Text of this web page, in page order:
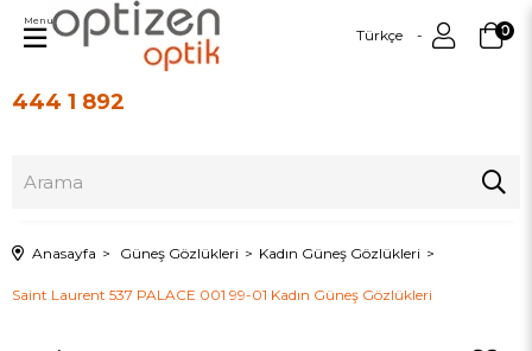
444 1 892
Türkçe 0
Menu
Anasayfa Güneş Gözlükleri Kadın Güneş Gözlükleri
Saint Laurent 537 PALACE 001 99-01 Kadın Güneş Gözlükleri